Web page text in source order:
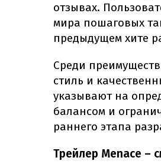
отзывах.
мира пошаговых
предыдущем хите
Среди
стиль и
указывают на
балансом и
раннего этапа
Трейлер Menace –